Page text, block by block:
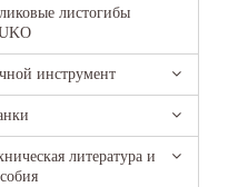
листогибы
инструмент
литература и